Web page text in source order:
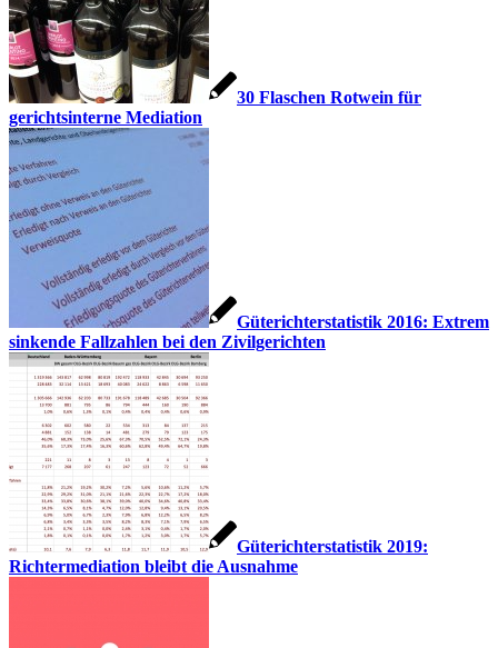
30 Flaschen Rotwein für
gerichtsinterne Mediation
Güterichterstatistik 2016: Extrem
sinkende Fallzahlen bei den Zivilgerichten
Güterichterstatistik 2019:
Richtermediation bleibt die Ausnahme